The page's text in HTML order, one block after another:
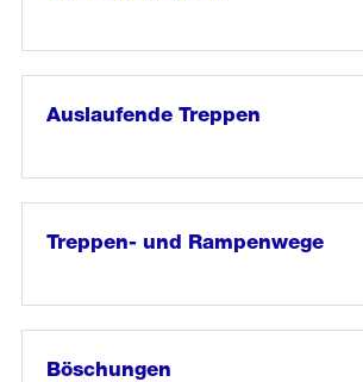
lesen
«Gefasste
Auslaufende Treppen
lesen
«Auslaufende
Treppen- und Rampenwege
lesen
«Treppen-
Rampenwege»
Böschungen